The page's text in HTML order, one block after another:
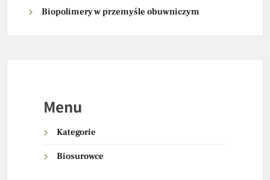
Biopolimery w przemyśle obuwniczym
Menu
Kategorie
Biosurowce